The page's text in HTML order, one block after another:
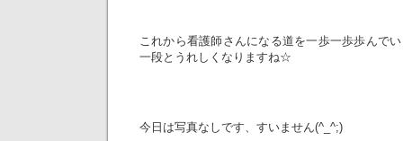
これから看護師さんになる道を一歩一歩歩んで
一段とうれしくなりますね☆
今日は写真なしです、すいません(^_^;)